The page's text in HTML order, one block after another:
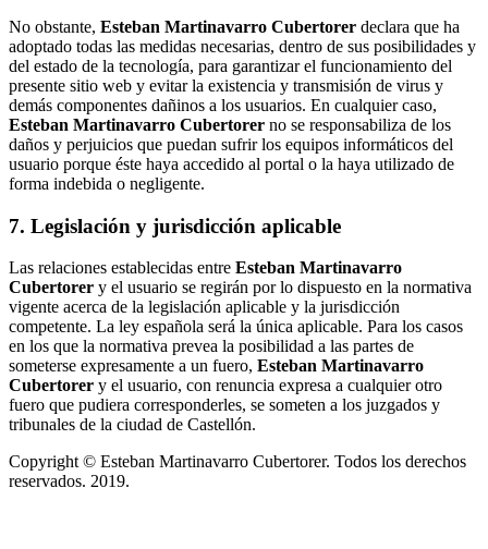
No obstante, Esteban Martinavarro Cubertorer declara que ha
adoptado todas las medidas necesarias, dentro de sus posibilidades y
del estado de la tecnología, para garantizar el funcionamiento del
presente sitio web y evitar la existencia y transmisión de virus y
demás componentes dañinos a los usuarios. En cualquier caso,
Esteban Martinavarro Cubertorer no se responsabiliza de los
daños y perjuicios que puedan sufrir los equipos informáticos del
usuario porque éste haya accedido al portal o la haya utilizado de
forma indebida o negligente.
7. Legislación y jurisdicción aplicable
Las relaciones establecidas entre Esteban Martinavarro
Cubertorer y el usuario se regirán por lo dispuesto en la normativa
vigente acerca de la legislación aplicable y la jurisdicción
competente. La ley española será la única aplicable. Para los casos
en los que la normativa prevea la posibilidad a las partes de
someterse expresamente a un fuero, Esteban Martinavarro
Cubertorer y el usuario, con renuncia expresa a cualquier otro
fuero que pudiera corresponderles, se someten a los juzgados y
tribunales de la ciudad de Castellón.
Copyright © Esteban Martinavarro Cubertorer. Todos los derechos
reservados. 2019.